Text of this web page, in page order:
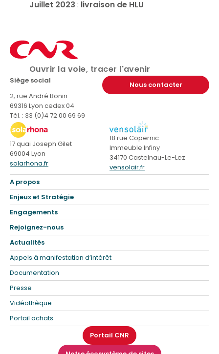
Juillet 2023 : livraison de HLU
Ouvrir la voie, tracer l'avenir
Siège social
2, rue André Bonin
69316 Lyon cedex 04
Tél. : 33 (0)4 72 00 69 69
Nous contacter
17 quai Joseph Gilet
69004 Lyon
solarhona.fr
18 rue Copernic
Immeuble Infiny
34170 Castelnau-Le-Lez
vensolair.fr
A propos
Enjeux et Stratégie
Engagements
Rejoignez-nous
Actualités
Appels à manifestation d’intérêt
Documentation
Presse
Vidéothèque
Portail achats
Portail CNR